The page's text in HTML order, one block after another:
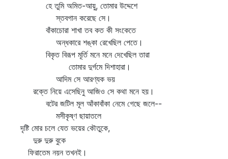
হে তুমি অমিত-আয়ু, তোমার উদ্দেশে
স্তবগান করেছে সে।
বাঁকাচোরা শাখা তব কত কী সংকেতে
অন্ধকারে শঙ্কা রেখেছিল পেতে।
বিকৃত বিরূপ মূর্তি মনে মনে দেখেছিল তারা
তোমার দুর্গমে দিশাহারা।
আদিম সে আরণ্যক ভয়
রক্তে নিয়ে এসেছিনু আজিও সে কথা মনে হয়।
বটের জটিল মূল আঁকাবাঁকা নেমে গেছে জলে--
মসীকৃষ্ণ ছায়াতলে
দৃষ্টি মোর চলে যেত ভয়ের কৌতুকে,
দুরু দুরু বুকে
ফিরাতেম নয়ন তখনই।